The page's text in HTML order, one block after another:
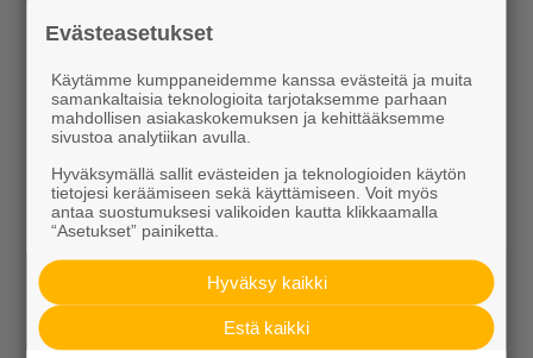
Porraselementit
Julkisivuelementit
Elpo-hormit
Louhinta, murskaus, esirakentaminen
Kierrätys
Evästeasetukset
Käytämme kumppaneidemme kanssa evästeitä ja muita
samankaltaisia teknologioita tarjotaksemme parhaan
mahdollisen asiakaskokemuksen ja kehittääksemme
sivustoa analytiikan avulla.
Hyväksymällä sallit evästeiden ja teknologioiden käytön
tietojesi keräämiseen sekä käyttämiseen. Voit myös
antaa suostumuksesi valikoiden kautta klikkaamalla
“Asetukset” painiketta.
Hyväksy kaikki
Estä kaikki